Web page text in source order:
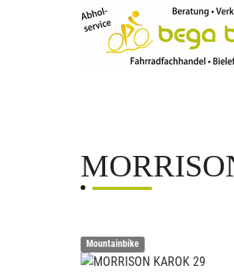
Mountainbike